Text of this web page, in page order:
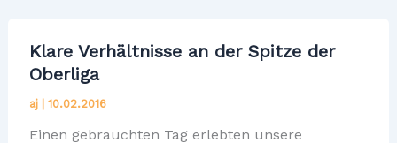
Klare Verhältnisse an der Spitze der
Oberliga
aj | 10.02.2016
Einen gebrauchten Tag erlebten unsere